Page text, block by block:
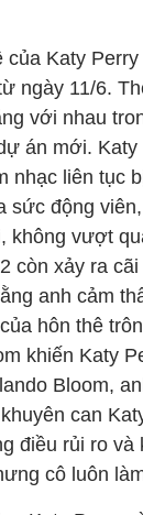
của Katy
ngày 11/6.
với nhau
án mới. Katy
nhạc liên tục
sức động
không vượt
còn xảy ra
anh cảm
hôn thê
khiến Katy
Bloom,
can
điều rủi ro và
cô luôn